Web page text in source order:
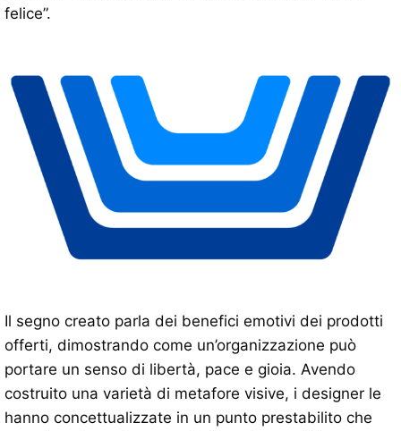
felice”.
Il segno creato parla dei benefici emotivi dei prodotti
offerti, dimostrando come un’organizzazione può
portare un senso di libertà, pace e gioia. Avendo
costruito una varietà di metafore visive, i designer le
hanno concettualizzate in un punto prestabilito che